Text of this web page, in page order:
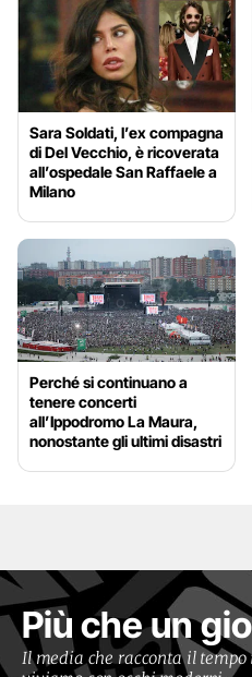
Sara Soldati, l’ex compagna
di Del Vecchio, è ricoverata
all’ospedale San Raffaele a
Milano
Perché si continuano a
tenere concerti
all’Ippodromo La Maura,
nonostante gli ultimi disastri
Più che un
Il media che racconta il tempo